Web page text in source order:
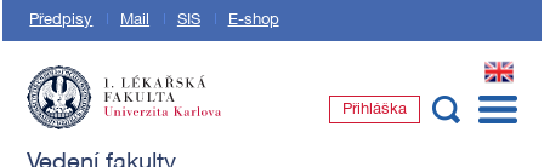
Předpisy Mail SIS E-shop
EN
Přihláška